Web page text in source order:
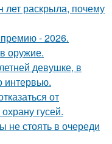
лет раскрыла, почему
- 2026.
оружие.
девушке, в
интервью.
от
гусей.
стоять в очереди